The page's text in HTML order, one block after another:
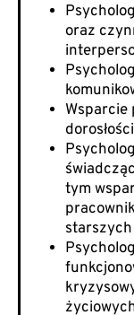
oraz
Wsparcie
dorosłości
tym
starszych